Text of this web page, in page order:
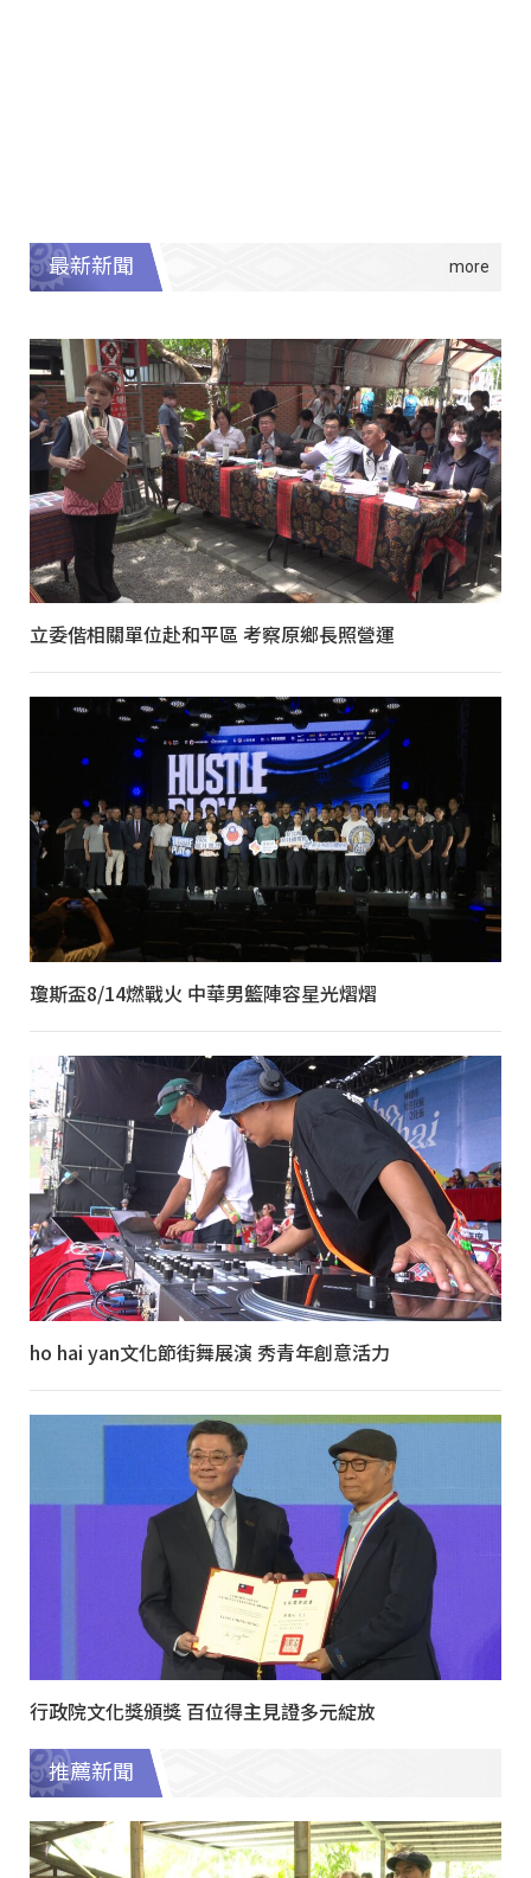
最新新聞
立委偕相關單位赴和平區 考察原鄉長照營運
瓊斯盃8/14燃戰火 中華男籃陣容星光熠熠
ho hai yan文化節街舞展演 秀青年創意活力
行政院文化獎頒獎 百位得主見證多元綻放
推薦新聞